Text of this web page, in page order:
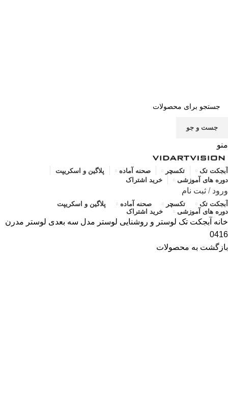
جست و جو
منو
آبجکت تک تکسچر صحنه آماده
پلاگین و اسکریپت
دوره های آموزشی
خرید اشتراک
ورود / ثبت نام
آبجکت تک تکسچر صحنه آماده
پلاگین و اسکریپت
دوره های آموزشی
خرید اشتراک
خانه آبجکت تک لوستر و روشنایی لوستر مدل سه بعدی لوستر مدرن
0416
بازگشت به محصولات